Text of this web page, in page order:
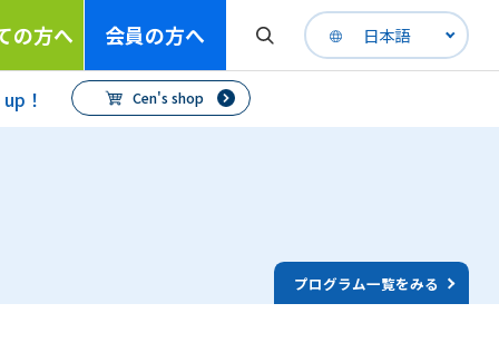
の方へ 会員の方へ 日本語
！ Cen's shop
プログラム一覧をみる